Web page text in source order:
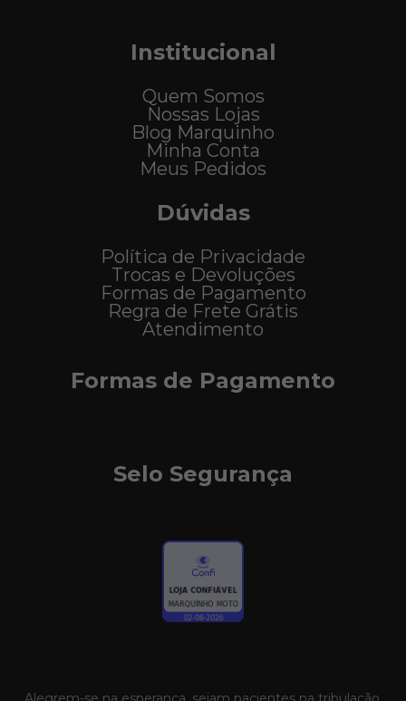
Institucional
Quem Somos
Nossas Lojas
Blog Marquinho
Minha Conta
Meus Pedidos
Dúvidas
Política de Privacidade
Trocas e Devoluções
Formas de Pagamento
Regra de Frete Grátis
Atendimento
Formas de Pagamento
Selo Segurança